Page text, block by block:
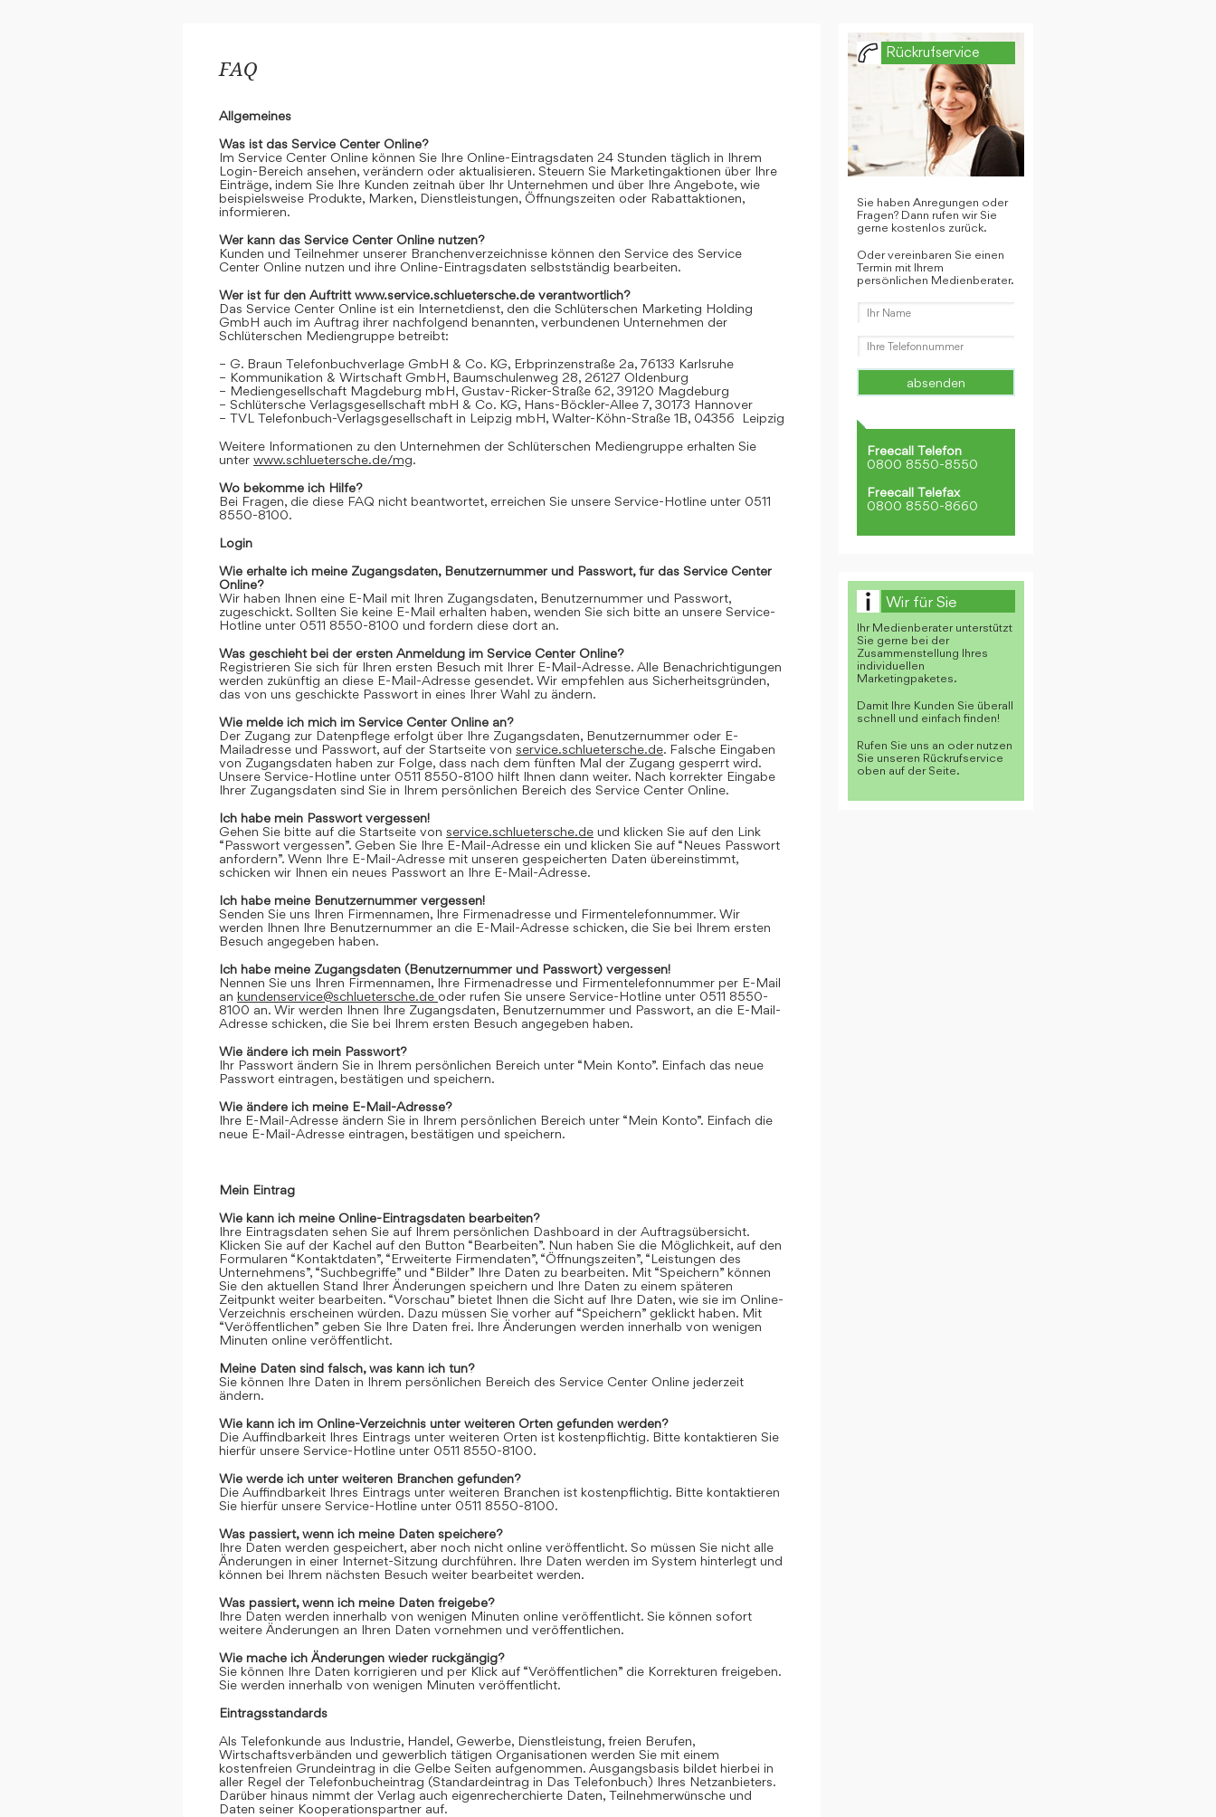
FAQ
Allgemeines
Was ist das Service Center Online?
Im Service Center Online können Sie Ihre Online-Eintragsdaten 24 Stunden täglich in Ihrem
Login-Bereich ansehen, verändern oder aktualisieren. Steuern Sie Marketingaktionen über Ihre
Einträge, indem Sie Ihre Kunden zeitnah über Ihr Unternehmen und über Ihre Angebote, wie
beispielsweise Produkte, Marken, Dienstleistungen, Öffnungszeiten oder Rabattaktionen,
informieren.
Wer kann das Service Center Online nutzen?
Kunden und Teilnehmer unserer Branchenverzeichnisse können den Service des Service
Center Online nutzen und ihre Online-Eintragsdaten selbstständig bearbeiten.
Wer ist für den Auftritt www.service.schluetersche.de verantwortlich?
Das Service Center Online ist ein Internetdienst, den die Schlüterschen Marketing Holding
GmbH auch im Auftrag ihrer nachfolgend benannten, verbundenen Unternehmen der
Schlüterschen Mediengruppe betreibt:
– G. Braun Telefonbuchverlage GmbH & Co. KG, Erbprinzenstraße 2a, 76133 Karlsruhe
– Kommunikation & Wirtschaft GmbH, Baumschulenweg 28, 26127 Oldenburg
– Mediengesellschaft Magdeburg mbH, Gustav-Ricker-Straße 62, 39120 Magdeburg
– Schlütersche Verlagsgesellschaft mbH & Co. KG, Hans-Böckler-Allee 7, 30173 Hannover
– TVL Telefonbuch-Verlagsgesellschaft in Leipzig mbH, Walter-Köhn-Straße 1B, 04356 Leipzig
Weitere Informationen zu den Unternehmen der Schlüterschen Mediengruppe erhalten Sie
unter www.schluetersche.de/mg.
Wo bekomme ich Hilfe?
Bei Fragen, die diese FAQ nicht beantwortet, erreichen Sie unsere Service-Hotline unter 0511
8550-8100.
Login
Wie erhalte ich meine Zugangsdaten, Benutzernummer und Passwort, für das Service Center
Online?
Wir haben Ihnen eine E-Mail mit Ihren Zugangsdaten, Benutzernummer und Passwort,
zugeschickt. Sollten Sie keine E-Mail erhalten haben, wenden Sie sich bitte an unsere Service-
Hotline unter 0511 8550-8100 und fordern diese dort an.
Was geschieht bei der ersten Anmeldung im Service Center Online?
Registrieren Sie sich für Ihren ersten Besuch mit Ihrer E-Mail-Adresse. Alle Benachrichtigungen
werden zukünftig an diese E-Mail-Adresse gesendet. Wir empfehlen aus Sicherheitsgründen,
das von uns geschickte Passwort in eines Ihrer Wahl zu ändern.
Wie melde ich mich im Service Center Online an?
Der Zugang zur Datenpflege erfolgt über Ihre Zugangsdaten, Benutzernummer oder E-
Mailadresse und Passwort, auf der Startseite von service.schluetersche.de. Falsche Eingaben
von Zugangsdaten haben zur Folge, dass nach dem fünften Mal der Zugang gesperrt wird.
Unsere Service-Hotline unter 0511 8550-8100 hilft Ihnen dann weiter. Nach korrekter Eingabe
Ihrer Zugangsdaten sind Sie in Ihrem persönlichen Bereich des Service Center Online.
Ich habe mein Passwort vergessen!
Gehen Sie bitte auf die Startseite von service.schluetersche.de und klicken Sie auf den Link
“Passwort vergessen”. Geben Sie Ihre E-Mail-Adresse ein und klicken Sie auf “Neues Passwort
anfordern”. Wenn Ihre E-Mail-Adresse mit unseren gespeicherten Daten übereinstimmt,
schicken wir Ihnen ein neues Passwort an Ihre E-Mail-Adresse.
Ich habe meine Benutzernummer vergessen!
Senden Sie uns Ihren Firmennamen, Ihre Firmenadresse und Firmentelefonnummer. Wir
werden Ihnen Ihre Benutzernummer an die E-Mail-Adresse schicken, die Sie bei Ihrem ersten
Besuch angegeben haben.
Ich habe meine Zugangsdaten (Benutzernummer und Passwort) vergessen!
Nennen Sie uns Ihren Firmennamen, Ihre Firmenadresse und Firmentelefonnummer per E-Mail
an kundenservice@schluetersche.de oder rufen Sie unsere Service-Hotline unter 0511 8550-
8100 an. Wir werden Ihnen Ihre Zugangsdaten, Benutzernummer und Passwort, an die E-Mail-
Adresse schicken, die Sie bei Ihrem ersten Besuch angegeben haben.
Wie ändere ich mein Passwort?
Ihr Passwort ändern Sie in Ihrem persönlichen Bereich unter “Mein Konto”. Einfach das neue
Passwort eintragen, bestätigen und speichern.
Wie ändere ich meine E-Mail-Adresse?
Ihre E-Mail-Adresse ändern Sie in Ihrem persönlichen Bereich unter “Mein Konto”. Einfach die
neue E-Mail-Adresse eintragen, bestätigen und speichern.
Mein Eintrag
Wie kann ich meine Online-Eintragsdaten bearbeiten?
Ihre Eintragsdaten sehen Sie auf Ihrem persönlichen Dashboard in der Auftragsübersicht.
Klicken Sie auf der Kachel auf den Button “Bearbeiten”. Nun haben Sie die Möglichkeit, auf den
Formularen “Kontaktdaten”, “Erweiterte Firmendaten”, “Öffnungszeiten”, “Leistungen des
Unternehmens”, “Suchbegriffe” und “Bilder” Ihre Daten zu bearbeiten. Mit “Speichern” können
Sie den aktuellen Stand Ihrer Änderungen speichern und Ihre Daten zu einem späteren
Zeitpunkt weiter bearbeiten. “Vorschau” bietet Ihnen die Sicht auf Ihre Daten, wie sie im Online-
Verzeichnis erscheinen würden. Dazu müssen Sie vorher auf “Speichern” geklickt haben. Mit
“Veröffentlichen” geben Sie Ihre Daten frei. Ihre Änderungen werden innerhalb von wenigen
Minuten online veröffentlicht.
Meine Daten sind falsch, was kann ich tun?
Sie können Ihre Daten in Ihrem persönlichen Bereich des Service Center Online jederzeit
ändern.
Wie kann ich im Online-Verzeichnis unter weiteren Orten gefunden werden?
Die Auffindbarkeit Ihres Eintrags unter weiteren Orten ist kostenpflichtig. Bitte kontaktieren Sie
hierfür unsere Service-Hotline unter 0511 8550-8100.
Wie werde ich unter weiteren Branchen gefunden?
Die Auffindbarkeit Ihres Eintrags unter weiteren Branchen ist kostenpflichtig. Bitte kontaktieren
Sie hierfür unsere Service-Hotline unter 0511 8550-8100.
Was passiert, wenn ich meine Daten speichere?
Ihre Daten werden gespeichert, aber noch nicht online veröffentlicht. So müssen Sie nicht alle
Änderungen in einer Internet-Sitzung durchführen. Ihre Daten werden im System hinterlegt und
können bei Ihrem nächsten Besuch weiter bearbeitet werden.
Was passiert, wenn ich meine Daten freigebe?
Ihre Daten werden innerhalb von wenigen Minuten online veröffentlicht. Sie können sofort
weitere Änderungen an Ihren Daten vornehmen und veröffentlichen.
Wie mache ich Änderungen wieder rückgängig?
Sie können Ihre Daten korrigieren und per Klick auf “Veröffentlichen” die Korrekturen freigeben.
Sie werden innerhalb von wenigen Minuten veröffentlicht.
Eintragsstandards
Als Telefonkunde aus Industrie, Handel, Gewerbe, Dienstleistung, freien Berufen,
Wirtschaftsverbänden und gewerblich tätigen Organisationen werden Sie mit einem
kostenfreien Grundeintrag in die Gelbe Seiten aufgenommen. Ausgangsbasis bildet hierbei in
aller Regel der Telefonbucheintrag (Standardeintrag in Das Telefonbuch) Ihres Netzanbieters.
Darüber hinaus nimmt der Verlag auch eigenrecherchierte Daten, Teilnehmerwünsche und
Daten seiner Kooperationspartner auf.
Rückrufservice
Sie haben Anregungen oder
Fragen? Dann rufen wir Sie
gerne kostenlos zurück.
Oder vereinbaren Sie einen
Termin mit Ihrem
persönlichen Medienberater.
Freecall Telefon
0800 8550-8550
Freecall Telefax
0800 8550-8660
Wir für Sie
Ihr Medienberater unterstützt
Sie gerne bei der
Zusammenstellung Ihres
individuellen
Marketingpaketes.
Damit Ihre Kunden Sie überall
schnell und einfach finden!
Rufen Sie uns an oder nutzen
Sie unseren Rückrufservice
oben auf der Seite.